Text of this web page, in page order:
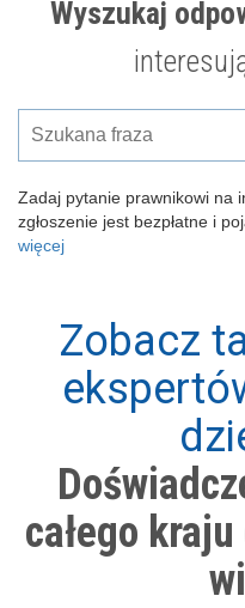
Wyszukaj
Zadaj pytanie prawnikowi na
zgłoszenie jest bezpłatne i
więcej
Zobacz
całego